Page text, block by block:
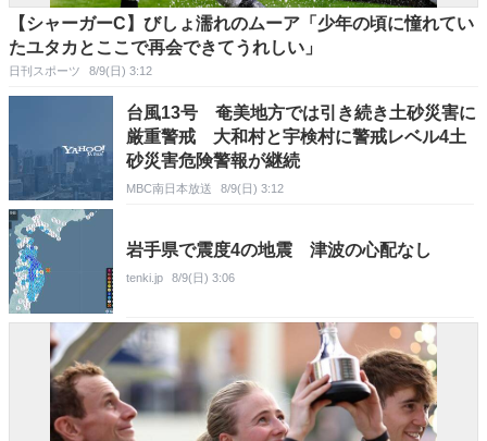
【シャーガーC】びしょ濡れのムーア「少年の頃に憧れてい
たユタカとここで再会できてうれしい」
日刊スポーツ 8/9(日) 3:12
台風13号 奄美地方では引き続き土砂災害に
厳重警戒 大和村と宇検村に警戒レベル4土
砂災害危険警報が継続
MBC南日本放送 8/9(日) 3:12
岩手県で震度4の地震 津波の心配なし
tenki.jp 8/9(日) 3:06